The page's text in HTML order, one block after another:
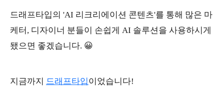
드래프타입의 'AI 리크리에이션 콘텐츠'를 통해 많은 마
케터, 디자이너 분들이 손쉽게 AI 솔루션을 사용하시게
됐으면 좋겠습니다. 😀
지금까지 드래프타입이었습니다!